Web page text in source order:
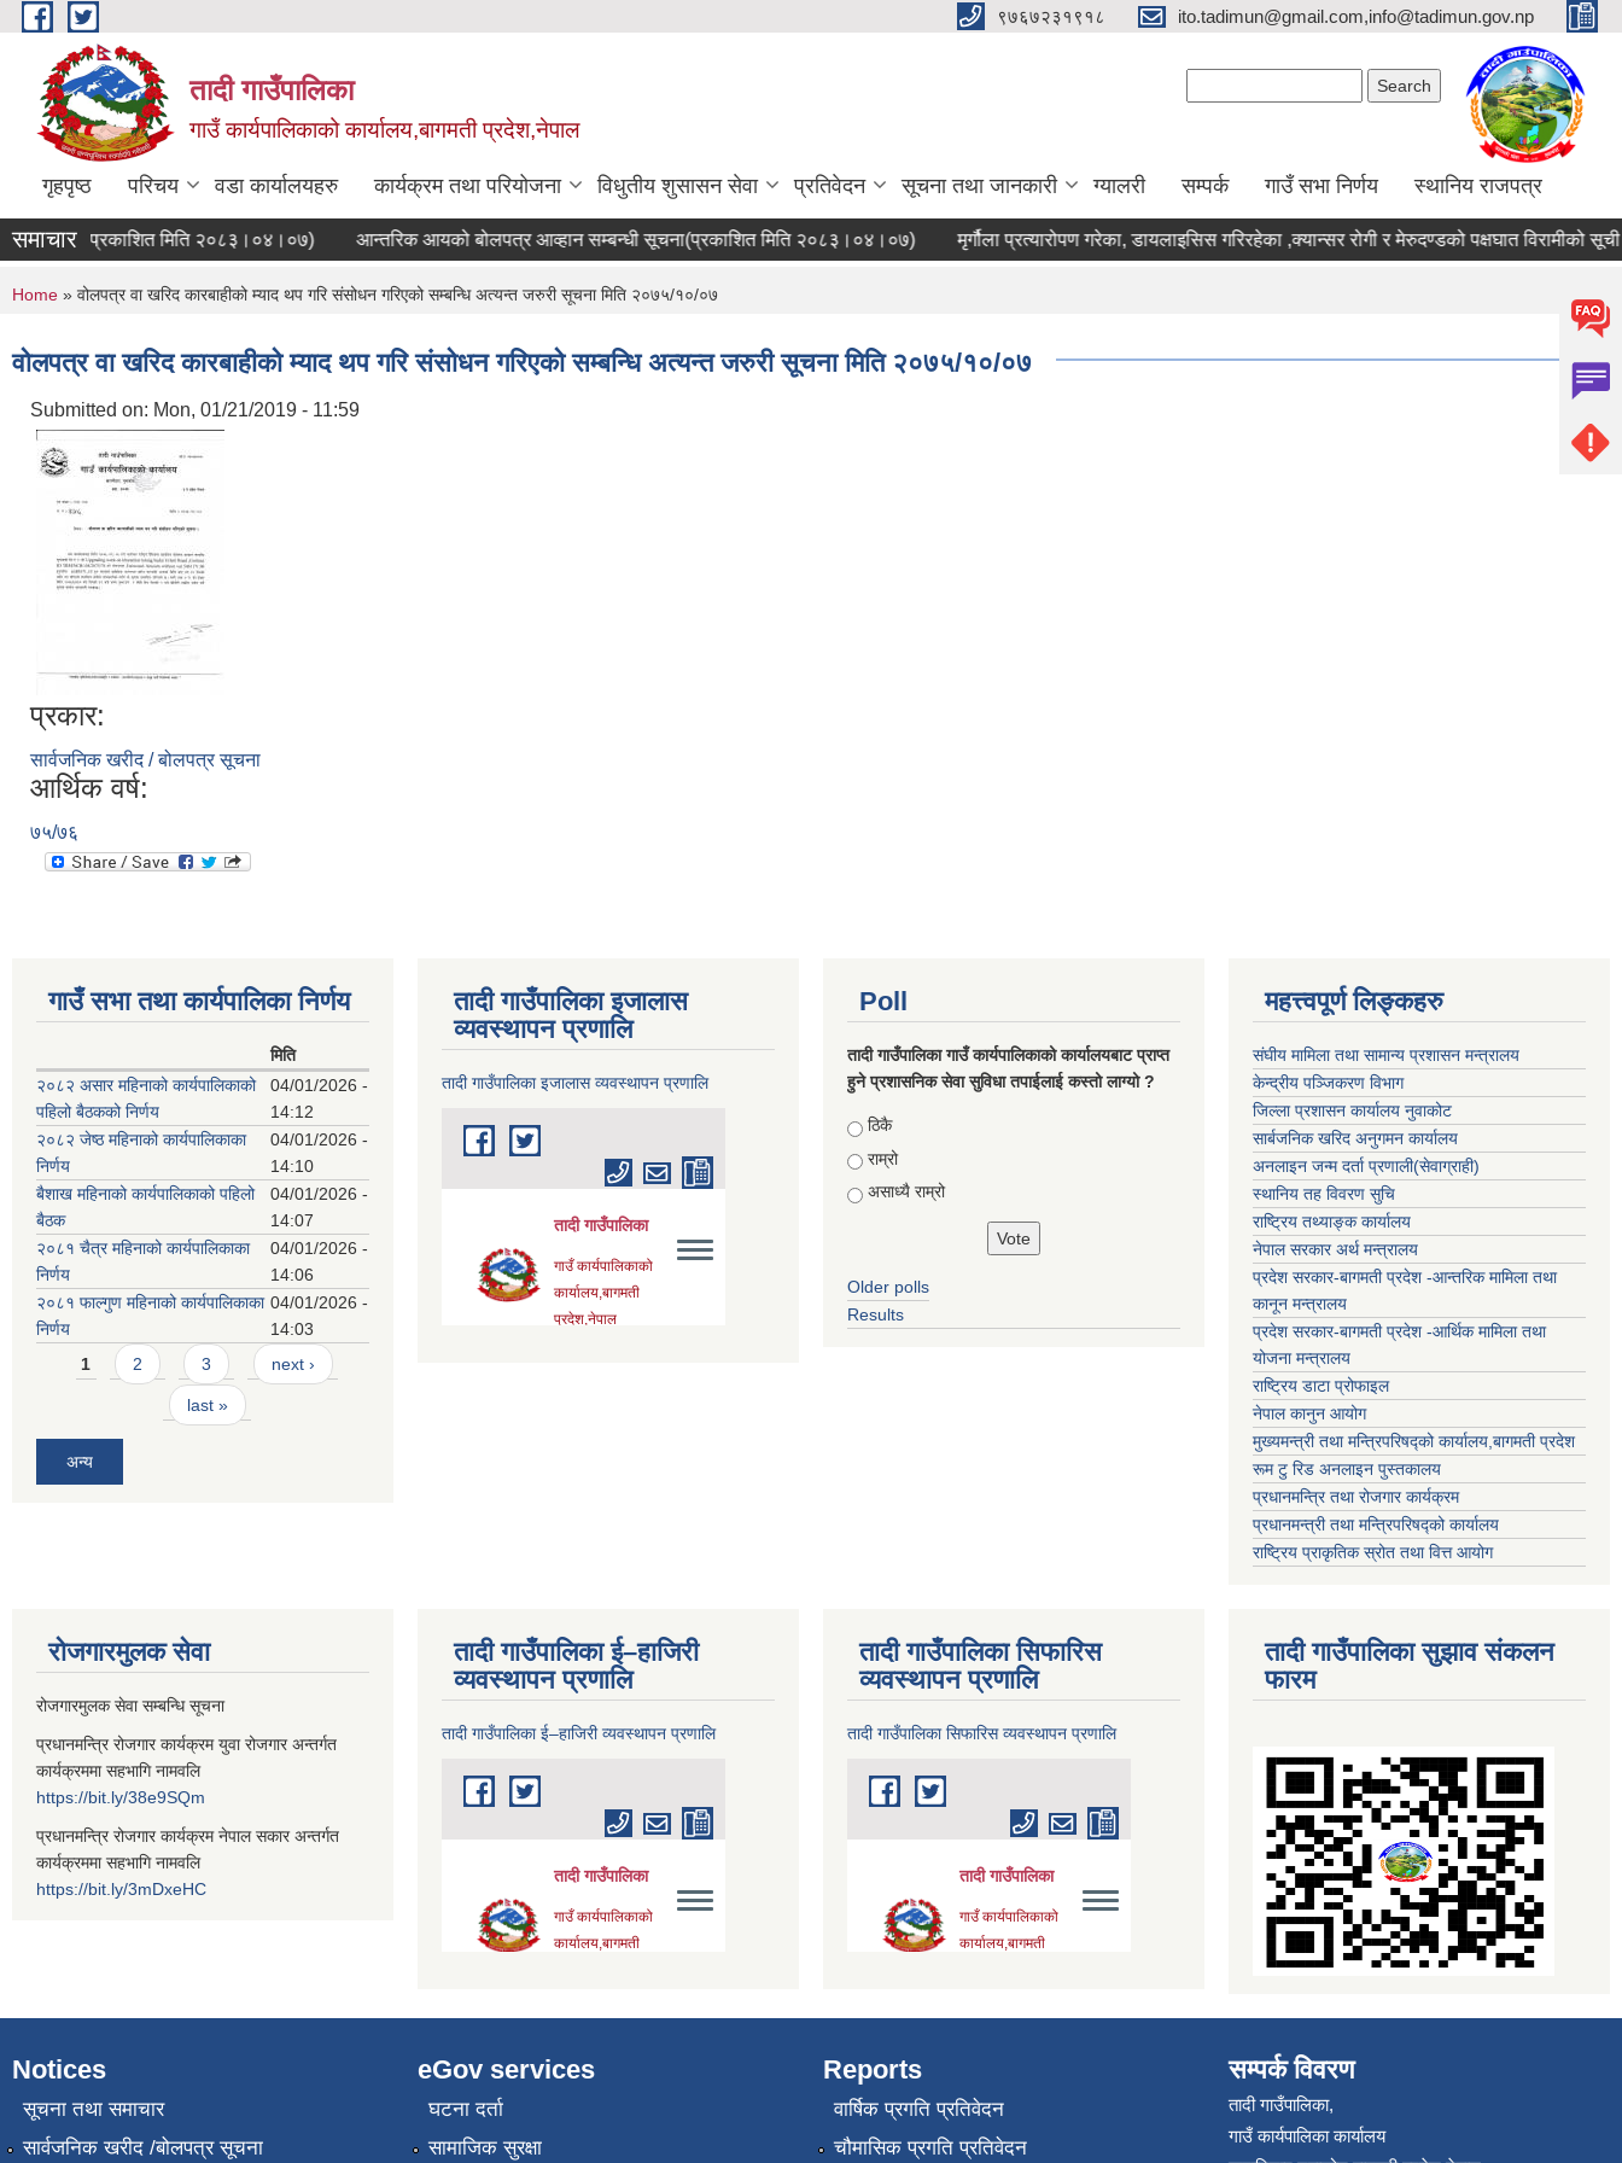
Skip to main content ९७६७२३१९१८ ito.tadimun@gmail.com,info@tadimun.gov.np
तादी गाउँपालिका
गाउँ कार्यपालिकाको कार्यालय,बागमती प्रदेश,नेपाल
गृहपृष्ठ परिचय वडा कार्यालयहरु कार्यक्रम तथा परियोजना विधुतीय शुसासन सेवा प्रतिवेदन सूचना तथा जानकारी ग्यालरी सम्पर्क गाउँ सभा निर्णय स्थानिय राजपत्र
समाचारपटक प्रकाशित मिति २०८३।०४।०७) आन्तरिक आयको बोलपत्र आव्हान सम्बन्धी सूचना(प्रकाशित मिति २०८३।०४।०७) मृर्गौला प्रत्यारोपण गरेका, डायलाइसिस गरिरहेका ,क्यान्सर रोगी र मेरुदण्डको पक्षघात विरामीको
You are here
Home » वोलपत्र वा खरिद कारबाहीको म्याद थप गरि संसोधन गरिएको सम्बन्धि अत्यन्त जरुरी सूचना मिति २०७५/१०/०७
वोलपत्र वा खरिद कारबाहीको म्याद थप गरि संसोधन गरिएको सम्बन्धि अत्यन्त जरुरी सूचना मिति २०७५/१०/०७
Submitted on: Mon, 01/21/2019 - 11:59
प्रकार:
सार्वजनिक खरीद / बोलपत्र सूचना
आर्थिक वर्ष:
७५/७६
गाउँ सभा तथा कार्यपालिका निर्णय
मिति
२०८२ असार महिनाको कार्यपालिकाको
पहिलो बैठकको निर्णय
04/01/2026 -
14:12
२०८२ जेष्ठ महिनाको कार्यपालिकाका
निर्णय
04/01/2026 -
14:10
बैशाख महिनाको कार्यपालिकाको पहिलो
बैठक
04/01/2026 -
14:07
२०८१ चैत्र महिनाको कार्यपालिकाका
निर्णय
04/01/2026 -
14:06
२०८१ फाल्गुण महिनाको कार्यपालिकाका
निर्णय
04/01/2026 -
14:03
Pages
1 2 3 next ›
last »
अन्य
तादी गाउँपालिका इजालास
व्यवस्थापन प्रणालि
तादी गाउँपालिका इजालास व्यवस्थापन प्रणालि
Poll
तादी गाउँपालिका गाउँ कार्यपालिकाको कार्यालयबाट प्राप्त
हुने प्रशासनिक सेवा सुविधा तपाईलाई कस्तो लाग्यो ?
Choices
ठिकै
राम्रो
असाध्यै राम्रो
Older polls
Results
महत्त्वपूर्ण लिङ्कहरु
संघीय मामिला तथा सामान्य प्रशासन मन्त्रालय
केन्द्रीय पञ्जिकरण विभाग
जिल्ला प्रशासन कार्यालय नुवाकोट
सार्बजनिक खरिद अनुगमन कार्यालय
अनलाइन जन्म दर्ता प्रणाली(सेवाग्राही)
स्थानिय तह विवरण सुचि
राष्ट्रिय तथ्याङ्क कार्यालय
नेपाल सरकार अर्थ मन्त्रालय
प्रदेश सरकार-बागमती प्रदेश -आन्तरिक मामिला तथा
कानून मन्त्रालय
प्रदेश सरकार-बागमती प्रदेश -आर्थिक मामिला तथा
योजना मन्त्रालय
राष्ट्रिय डाटा प्रोफाइल
नेपाल कानुन आयोग
मुख्यमन्त्री तथा मन्त्रिपरिषद्को कार्यालय,बागमती प्रदेश
रूम टु रिड अनलाइन पुस्तकालय
प्रधानमन्त्रि तथा रोजगार कार्यक्रम
प्रधानमन्त्री तथा मन्त्रिपरिषद्को कार्यालय
राष्ट्रिय प्राकृतिक स्रोत तथा वित्त आयोग
रोजगारमुलक सेवा
रोजगारमुलक सेवा सम्बन्धि सूचना
प्रधानमन्त्रि रोजगार कार्यक्रम युवा रोजगार अन्तर्गत
कार्यक्रममा सहभागि नामवलि
https://bit.ly/38e9SQm
प्रधानमन्त्रि रोजगार कार्यक्रम नेपाल सकार अन्तर्गत
कार्यक्रममा सहभागि नामवलि
https://bit.ly/3mDxeHC
तादी गाउँपालिका ई–हाजिरी
व्यवस्थापन प्रणालि
तादी गाउँपालिका ई–हाजिरी व्यवस्थापन प्रणालि
तादी गाउँपालिका सिफारिस
व्यवस्थापन प्रणालि
तादी गाउँपालिका सिफारिस व्यवस्थापन प्रणालि
तादी गाउँपालिका सुझाव संकलन
फारम
Notices
सूचना तथा समाचार
सार्वजनिक खरीद /बोलपत्र सूचना
eGov services
घटना दर्ता
सामाजिक सुरक्षा
Reports
वार्षिक प्रगति प्रतिवेदन
चौमासिक प्रगति प्रतिवेदन
सम्पर्क विवरण
तादी गाउँपालिका,
गाउँ कार्यपालिका कार्यालय